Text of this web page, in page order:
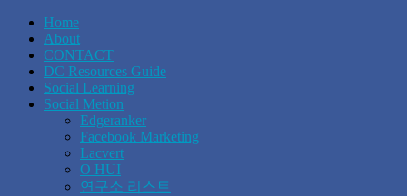
Home
About
CONTACT
DC Resources Guide
Social Learning
Social Metion
Edgeranker
Facebook Marketing
Lacvert
O HUI
연구소 리스트